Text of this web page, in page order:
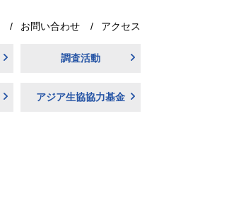
お問い合わせ アクセス
調査活動
アジア生協協力基金